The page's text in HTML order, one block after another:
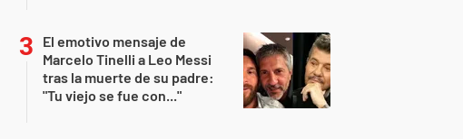
El emotivo mensaje de
Marcelo Tinelli a Leo Messi
tras la muerte de su padre:
"Tu viejo se fue con..."